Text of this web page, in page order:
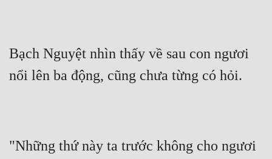
Bạch Nguyệt nhìn thấy về sau con ngươi
nổi lên ba động, cũng chưa từng có hỏi.
"Những thứ này ta trước không cho ngươi